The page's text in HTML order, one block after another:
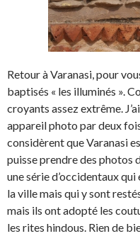
Retour à Varanasi, pour
baptisés « les illuminés ».
croyants assez extrême.
appareil photo par deux
considèrent que Varanasi
puisse prendre des photos
une série d’occidentaux
la ville mais qui y sont
mais ils ont adopté les
les rites hindous. Rien de